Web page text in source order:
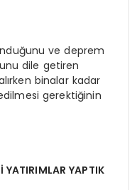
ve deprem
dile getiren
binalar kadar
gerektiğinin
YATIRIMLAR YAPTIK